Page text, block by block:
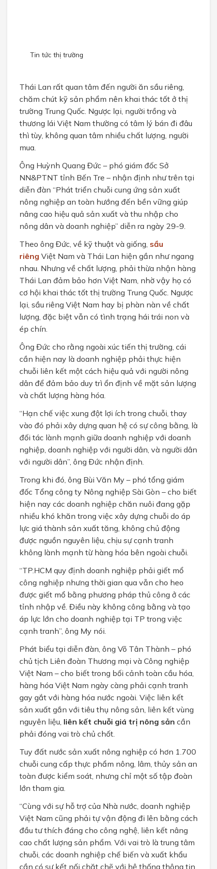
Tin tức thị trường
Thái Lan rất quan tâm đến người ăn sầu riêng,
chăm chút kỹ sản phẩm nên khai thác tốt ở thị
trường Trung Quốc. Ngược lại, người trồng và
thương lái Việt Nam thường có tâm lý bán đi đâu
thì tùy , không quan tâm nhiều chất lượng, người
mua.
Ông Huỳnh Quang Đức – phó giám đốc Sở
NN&PTNT tỉnh Bến Tre – nhận định như trên tại
diễn đàn “Phát triển chuỗi cung ứng sản xuất
nông nghiệp an toàn hướng đến bền vững giúp
nâng cao hiệu quả sản xuất và thu nhập cho
nông dân và doanh nghiệp” diễn ra ngày 29-9.
Theo ông Đức, về kỹ thuật và giống, sầu
riêng Việt Nam và Thái Lan hiện gần như ngang
nhau. Nhưng về chất lượng, phải thừa nhận hàng
Thái Lan đảm bảo hơn Việt Nam, nhờ vậy họ có
cơ hội khai thác tốt thị trường Trung Quốc. Ngược
lại, sầu riêng Việt Nam hay bị phàn nàn về chất
lượng, đặc biệt vẫn có tình trạng hái trái non và
ép chín.
Ông Đức cho rằng ngoài xúc tiến thị trường, cái
cần hiện nay là doanh nghiệp phải thực hiện
chuỗi liên kết một cách hiệu quả với người nông
dân để đảm bảo duy trì ổn định về mặt sản lượng
và chất lượng hàng hóa.
“Hạn chế việc xung đột lợi ích trong chuỗi, thay
vào đó phải xây dựng quan hệ có sự công bằng, là
đối tác lành mạnh giữa doanh nghiệp với doanh
nghiệp, doanh nghiệp với người dân, và người dân
với người dân”, ông Đức nhận định.
Trong khi đó, ông Bùi Văn My – phó tổng giám
đốc Tổng công ty Nông nghiệp Sài Gòn – cho biết
hiện nay các doanh nghiệp chăn nuôi đang gặp
nhiều khó khăn trong việc xây dựng chuỗi do áp
lực giá thành sản xuất tăng, không chủ động
được nguồn nguyên liệu, chịu sự cạnh tranh
không lành mạnh từ hàng hóa bên ngoài chuỗi.
“TP.HCM quy định doanh nghiệp phải giết mổ
công nghiệp nhưng thời gian qua vẫn cho heo
được giết mổ bằng phương pháp thủ công ở các
tỉnh nhập về. Điều này không công bằng và tạo
áp lực lớn cho doanh nghiệp tại TP trong việc
cạnh tranh”, ông My nói.
Phát biểu tại diễn đàn, ông Võ Tân Thành – phó
chủ tịch Liên đoàn Thương mại và Công nghiệp
Việt Nam – cho biết trong bối cảnh toàn cầu hóa,
hàng hóa Việt Nam ngày càng phải cạnh tranh
gay gắt với hàng hóa nước ngoài. Việc liên kết
sản xuất gắn với tiêu thụ nông sản, liên kết vùng
nguyên liệu, liên kết chuỗi giá trị nông sản cần
phải đóng vai trò chủ chốt.
Tuy đất nước sản xuất nông nghiệp có hơn 1.700
chuỗi cung cấp thực phẩm nông, lâm, thủy sản an
toàn được kiểm soát, nhưng chỉ một số tập đoàn
lớn tham gia.
“Cùng với sự hỗ trợ của Nhà nước, doanh nghiệp
Việt Nam cũng phải tự vận động đi lên bằng cách
đầu tư thích đáng cho công nghệ, liên kết nâng
cao chất lượng sản phẩm. Với vai trò là trung tâm
chuỗi, các doanh nghiệp chế biến và xuất khẩu
cần có sự kết nối chặt chẽ với hệ thống thông tin